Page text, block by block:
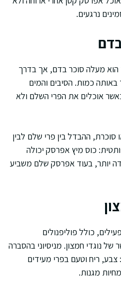
נרגעים.
הוא מעלה סוכר בדם, אך בדרך
כמות. הסיבים והמים
אוכלים את הפרי השלם ולא
ההבדל בין פרי שלם לבין
כוס מיץ אפרסק יכולה
יותר, בעוד אפרסק שלם משביע
כולל פוליפנולים
נוגדי חמצון. מניסיוני בהסברה
ריח וטעם בפרי מעידים
מגנות.